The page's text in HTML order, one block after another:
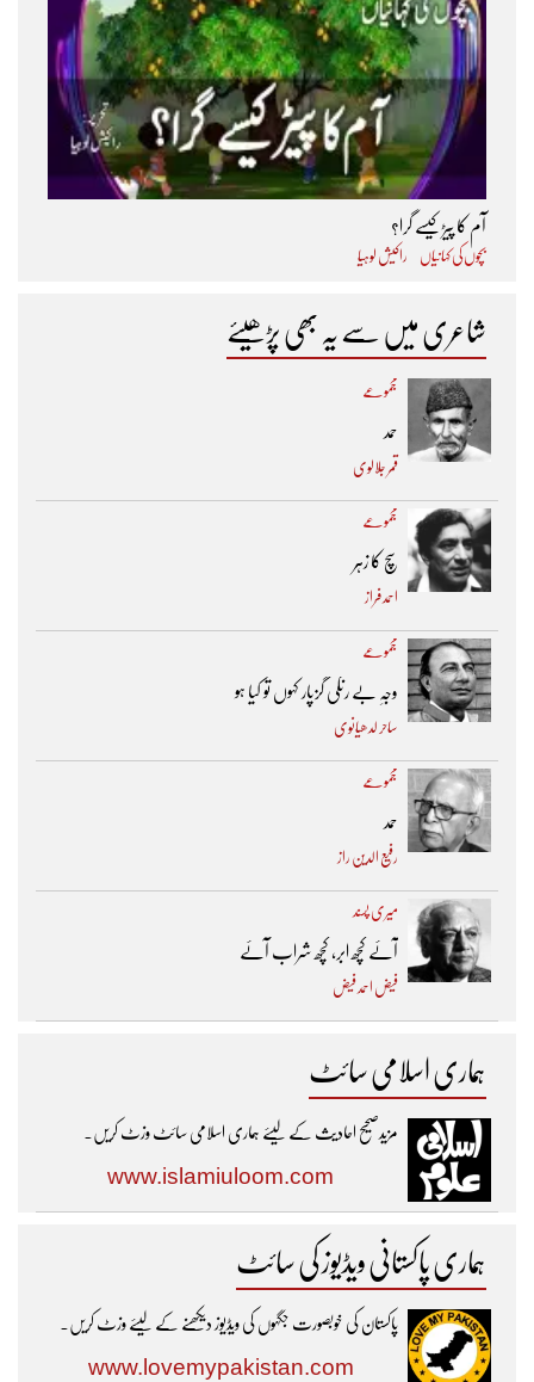
آم کا پیڑ کیسے گرا؟
بچوں کی کہانیاں راکیش لوہیا
شاعری میں سے یہ بھی پڑھیئے
مجموعے
حمد
قمر جلالوی
مجموعے
سچ کا زہر
احمد فراز
مجموعے
وجہِ بے رنگی گزپار کہوں تو کیا ہو
ساحر لدھیانوی
مجموعے
حمد
رفیع الدین راز
میری پسند
آئے کچھ ابر، کچھ شراب آئے
فیض احمد فیض
ہماری اسلامی سائٹ
مزیدصحیح احادیث کے لیئے ہماری اسلامی سائٹ وزٹ کریں۔
www.islamiuloom.com
ہماری پاکستانی ویڈیوز کی سائٹ
پاکستان کی خوبصورت جگہوں کی ویڈیوز دیکھنے کے لیئے وزٹ کریں۔
www.lovemypakistan.com